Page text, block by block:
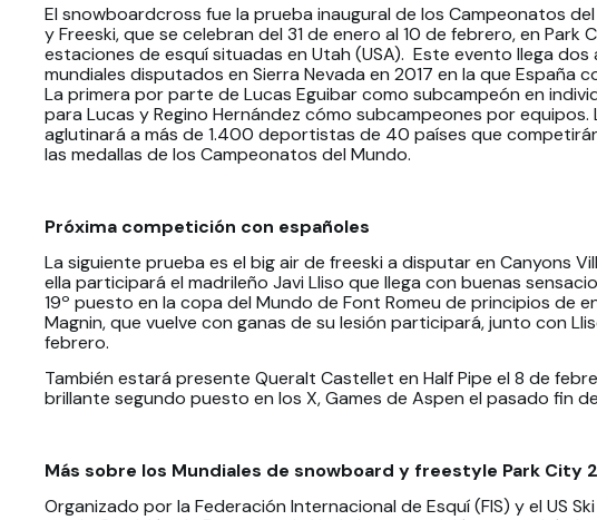
El snowboardcross fue la prueba inaugural de los Campeonatos
y Freeski, que se celebran del 31 de enero al 10 de febrero, en Park
estaciones de esquí situadas en Utah (USA). Este evento llega
mundiales disputados en Sierra Nevada en 2017 en la que España
La primera por parte de Lucas Eguibar como subcampeón en
para Lucas y Regino Hernández cómo subcampeones por
aglutinará a más de 1.400 deportistas de 40 países que
las medallas de los Campeonatos del Mundo.
Próxima competición con españoles
La siguiente prueba es el big air de freeski a disputar en Canyons
ella participará el madrileño Javi Lliso que llega con buenas
19º puesto en la copa del Mundo de Font Romeu de principios de
Magnin, que vuelve con ganas de su lesión participará, junto con
febrero.
También estará presente Queralt Castellet en Half Pipe el 8 de
brillante segundo puesto en los X, Games de Aspen el pasado fin
Más sobre los Mundiales de snowboard y freestyle Park City
Organizado por la Federación Internacional de Esquí (FIS) y el US